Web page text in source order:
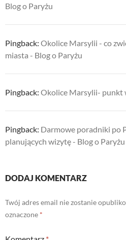
Blog o Paryżu
Pingback: Okolice Marsylii - co
miasta - Blog o Paryżu
Pingback: Okolice Marsylii- punkt
Pingback: Darmowe poradniki po
planujących wizytę - Blog o Paryżu
DODAJ KOMENTARZ
Twój adres email nie zostanie
oznaczone *